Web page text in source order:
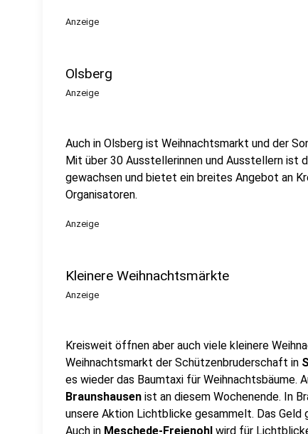
Anzeige
Olsberg
Anzeige
Auch in Olsberg ist Weihnachtsmarkt und der
Mit über 30 Ausstellerinnen und Ausstellern ist
gewachsen und bietet ein breites Angebot an
Organisatoren.
Anzeige
Kleinere Weihnachtsmärkte
Anzeige
Kreisweit öffnen aber auch viele kleinere
Weihnachtsmarkt der Schützenbruderschaft in
es wieder das Baumtaxi für Weihnachtsbäume.
Braunshausen ist an diesem Wochenende. In
unsere Aktion Lichtblicke gesammelt. Das Geld
Auch in Meschede-Freienohl wird für